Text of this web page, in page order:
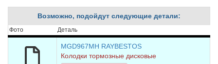
DODGE 2008
7 DURANGO
DODGE DURANGO 2007 V8 4.7L
DURANGO 2007 V8 5.7L
Возможно, подойдут следующие детали:
Фото Деталь
MGD967MH RAYBESTOS
Колодки тормозные дисковые